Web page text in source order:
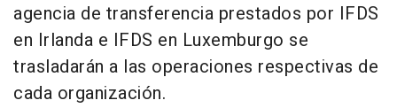
agencia de transferencia prestados por IFDS
en Irlanda e IFDS en Luxemburgo se
trasladarán a las operaciones respectivas de
cada organización.